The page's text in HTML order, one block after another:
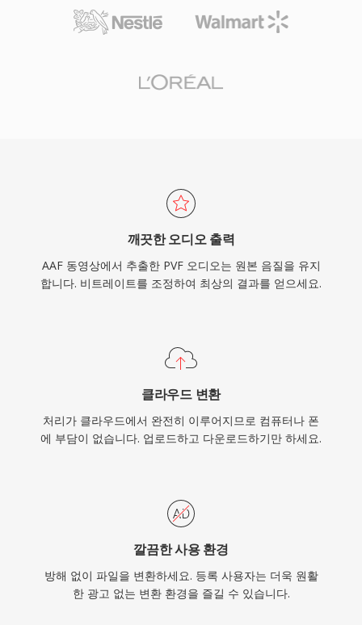
깨끗한 오디오 출력
AAF 동영상에서 추출한 PVF 오디오는 원본 음질을 유지
합니다. 비트레이트를 조정하여 최상의 결과를 얻으세요.
클라우드 변환
처리가 클라우드에서 완전히 이루어지므로 컴퓨터나 폰
에 부담이 없습니다. 업로드하고 다운로드하기만 하세요.
깔끔한 사용 환경
방해 없이 파일을 변환하세요. 등록 사용자는 더욱 원활
한 광고 없는 변환 환경을 즐길 수 있습니다.